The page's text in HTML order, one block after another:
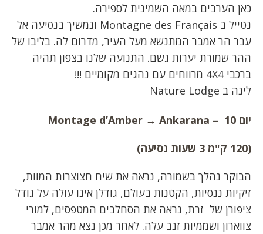
כאן הערבים במאה השמינית לספירה.
נטייל ב Montagne des Français ונמשיך בנסיעה אל
עבר הר אמבר המתנשא מעל העיר, מדרום לה. בליבו של
ההר שמורת יערות גשם. התנועה שלנו בצפון תהיה
ברכבי 4X4 מרווחים עם נהגים מקומיים !!!
לינה ב Nature Lodge
יום 10 – Montage d’Amber → Ankarana
(120 ק"מ 3 שעות נסיעה)
הבוקר נהלך בשמורה, נראה את שיח חצוצרות המוות,
זיקיות ננסיות, הקטנות בעולם, גודלן אינו עולה על גודל
ציפורן של זרת, נראה את הסחלבים המטפסים, למורי
צווארון ושממיות זנב עלה. לאחר מכן נצא מהר אמבר